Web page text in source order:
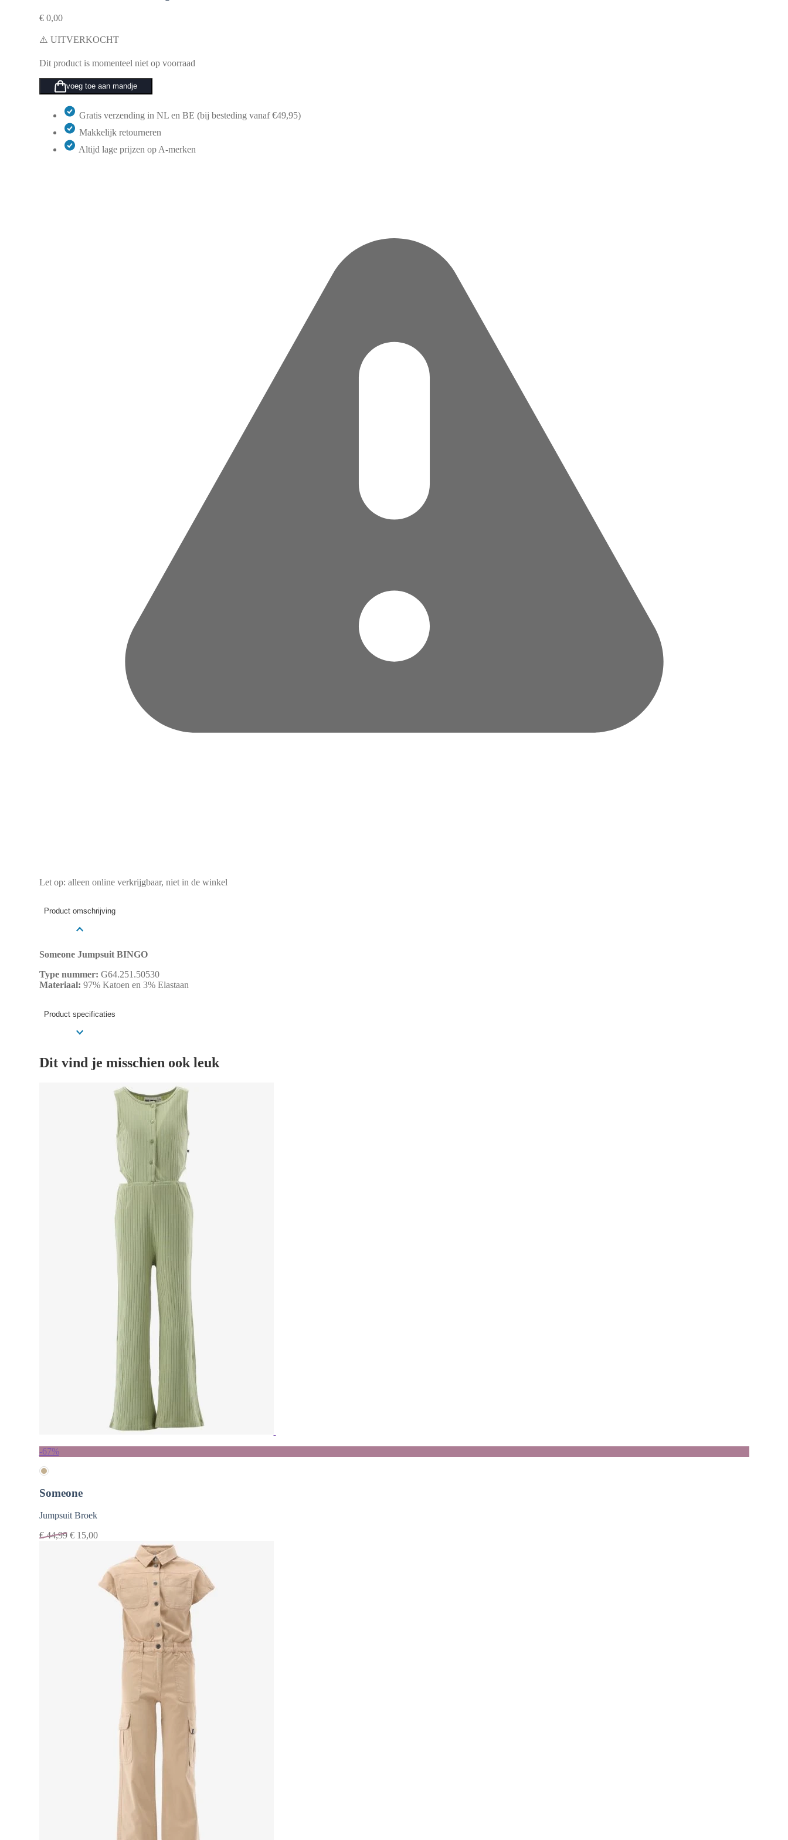
€0,00
⚠️ UITVERKOCHT
Dit product is momenteel niet op voorraad
voeg toe aan mandje
Gratis verzending in NL en BE (bij besteding vanaf €49,95)
Makkelijk retourneren
Altijd lage prijzen op A-merken
Let op: alleen online verkrijgbaar, niet in de winkel
Product omschrijving
Someone Jumpsuit BINGO
Type nummer: G64.251.50530
Materiaal: 97% Katoen en 3% Elastaan
Product specificaties
Dit vind je misschien ook leuk
-67%
Someone
Jumpsuit Broek
€44,99 €15,00